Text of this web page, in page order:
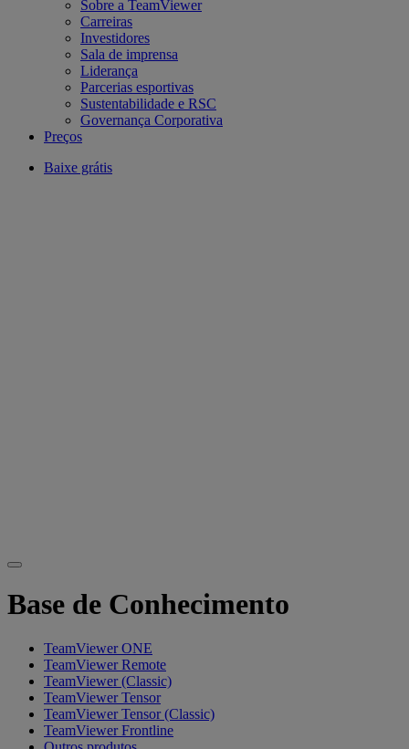
Sobre a TeamViewer
Carreiras
Investidores
Sala de imprensa
Liderança
Parcerias esportivas
Sustentabilidade e RSC
Governança Corporativa
Preços
Baixe grátis
Base de Conhecimento
TeamViewer ONE
TeamViewer Remote
TeamViewer (Classic)
TeamViewer Tensor
TeamViewer Tensor (Classic)
TeamViewer Frontline